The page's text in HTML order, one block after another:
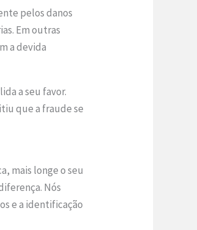
pelos danos
Em outras
a devida
a seu favor.
que a fraude se
mais longe o seu
Nós
e a identificação